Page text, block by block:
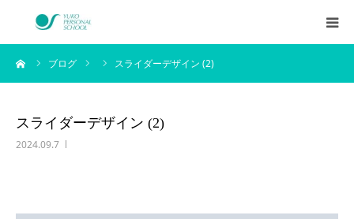
ブログ スライダーデザイン (2)
スライダーデザイン (2)
2024.09.7
西村侑剛プロフィール